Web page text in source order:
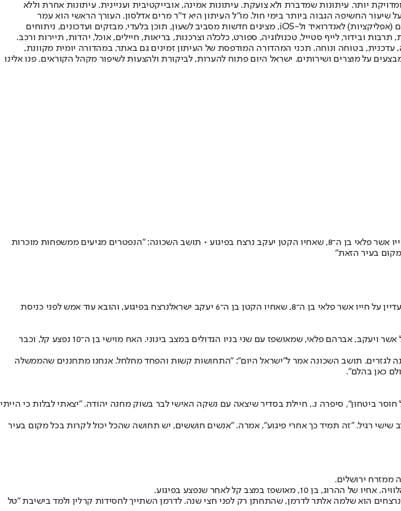
יותר. עיתונות שמדברת ולא צועקת. עיתונות אמינה, אובייקטיבית ועניינית. עיתונות אחרת וללא
וב-2010 הפך "ישראל היום" לעיתון הישראלי בעל שיעור החשיפה הגבוה ביותר בימי חול. מו"ל העיתון היא ד"ר מרים אדלסון. העורך הראשי הוא עמר
לחמנוביץ, והעורך המייסד הוא עמוס רגב. אתרי האינטרנט של "ישראל היום" בעברית ובאנגלית, כמו כן היישומונים (אפליקציות) לאנדרואיד ול-iOS, מציגים חדשות מסביב לשעון, תוכן בלעדי, מבזקים ועדכונים, ניתוחים
ובידור, לייף סטייל, טכנולוגיה, ספורט, כלכלה וצרכנות, בריאות, חיילים, אוכל, יהדות, תיירות ורכב.
עדכנית, בטוחה ונוחה. תכני המהדורה המודפסת של העיתון זמינים גם באתר, במהדורה יומית מקוונת,
על מוצרים ושירותים. ישראל היום פתוח להערות, לביקורת ולהצעות לשיפור מקהל הקוראים. פנו אלינו
בבתי הכנסת בשכונה אמרו הבוקר תפילות לרפואת הפצועים בפיגוע • בבית החולים שערי צדק עדיין נאבק על חייו אשר פלאי בן ה־8, שאחיו הקטן יעקב נרצח בפיגוע • תושב השכונה: "הנפטרים מגיעים ממשפחות מוכרות
בעיר הזאת"
ה־8, שאחיו הקטן בן ה־6 יעקב ישראל נרצח בפיגוע, והובא עוד אמש לפני כניסת
בבתי הכנסת בשכונת רמות אמרו הבוקר (שבת) תפילות לרפואת הפצועים בפיגוע הדריסה, אחד מהם אביהם של אשר ויעקב, אברהם פלאי, שמאושפז עם שני בניו הגדולים במצב בינוני. האח מוישי בן ה־10 נפצע קל, וכבר
לגזרים. תושב השכונה אמר ל"ישראל היום": "התחושות קשות והפחד מחלחל. אנחנו מתחננים שהממשלה
כאן בהלם".
ביטחון", סיפרה נ., חיילת בסדיר שיצאה עם נשקה האישי לבר בשוק מחנה יהודה. "יצאתי לבלות כי הייתי
רגיל. "זה תמיד כך אחרי פיגוע", אמרה. "אנשים חוששים, יש תחושה שהכל יכול לקרות בכל מקום בעיר
ממזרח ירושלים.
הוא שלמה אלתר לדרמן, שהתחתן רק לפני חצי שנה. לדרמן השתייך לחסידות קרלין ולמד בישיבת "טל